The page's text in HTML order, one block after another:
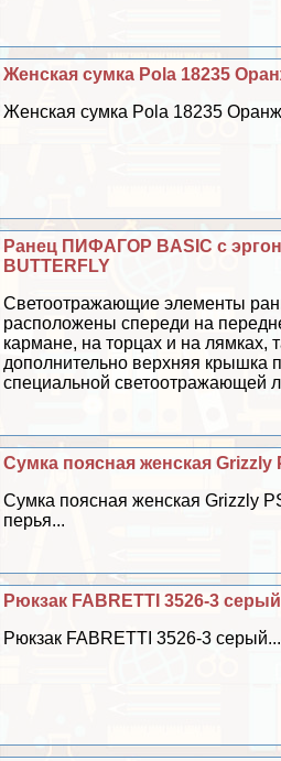
Женская сумка Pola 18235
Женская сумка Pola 18235
Ранец ПИФАГОР BASIC с
BUTTERFLY
Светоотражающие элементы
расположены спереди на
кармане, на торцах и на лямках,
дополнительно верхняя крышка
специальной светоотражающей
Сумка поясная женская Grizzly
Сумка поясная женская Grizzly
перья...
Рюкзак FABRETTI 3526-3 серый
Рюкзак FABRETTI 3526-3 серый...